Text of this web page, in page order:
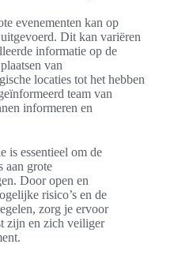
evenementen kan op
Dit kan variëren
informatie op de
van
locaties tot het hebben
team van
informeren en
is essentieel om de
aan grote
Door open en
risico’s en de
zorg je ervoor
zijn en zich veiliger